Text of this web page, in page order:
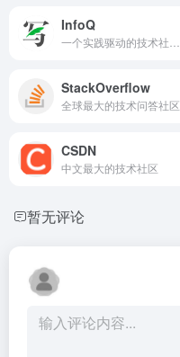
InfoQ
StackOverflow
全球最大的技术问答社区
CSDN
中文最大的技术社区
暂无评论